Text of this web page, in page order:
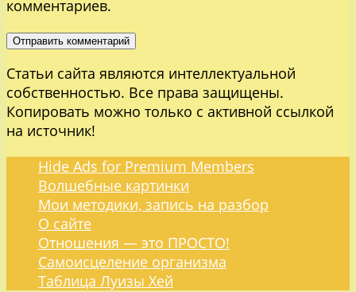
комментариев.
Статьи сайта являются интеллектуальной
собственностью. Все права защищены.
Копировать можно только с активной ссылкой
на источник!
Hide Ads for Premium Members
Волшебные картинки
Мои методики, запись на разбор
О сайте
Отношения — это ПРОСТО!
Самоисцеление организма
Таблица Луизы Хей